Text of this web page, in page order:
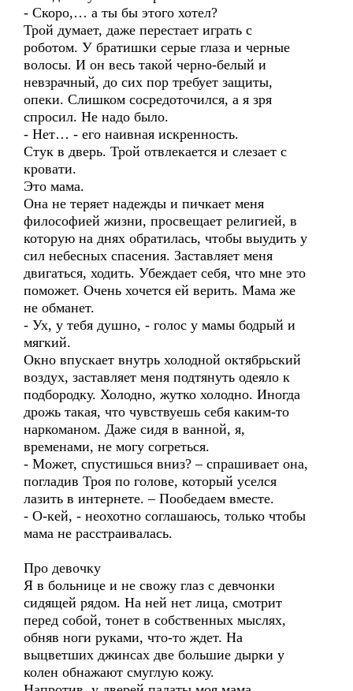
- Скоро,… а ты бы этого хотел?
Трой думает, даже перестает играть с
роботом. У братишки серые глаза и черные
волосы. И он весь такой черно-белый и
невзрачный, до сих пор требует защиты,
опеки. Слишком сосредоточился, а я зря
спросил. Не надо было.
- Нет… - его наивная искренность.
Стук в дверь. Трой отвлекается и слезает с
кровати.
Это мама.
Она не теряет надежды и пичкает меня
философией жизни, просвещает религией, в
которую на днях обратилась, чтобы выудить у
сил небесных спасения. Заставляет меня
двигаться, ходить. Убеждает себя, что мне это
поможет. Очень хочется ей верить. Мама же
не обманет.
- Ух, у тебя душно, - голос у мамы бодрый и
мягкий.
Окно впускает внутрь холодной октябрьский
воздух, заставляет меня подтянуть одеяло к
подбородку. Холодно, жутко холодно. Иногда
дрожь такая, что чувствуешь себя каким-то
наркоманом. Даже сидя в ванной, я,
временами, не могу согреться.
- Может, спустишься вниз? – спрашивает она,
погладив Троя по голове, который уселся
лазить в интернете. – Пообедаем вместе.
- О-кей, - неохотно соглашаюсь, только чтобы
мама не расстраивалась.
Про девочку
Я в больнице и не свожу глаз с девчонки
сидящей рядом. На ней нет лица, смотрит
перед собой, тонет в собственных мыслях,
обняв ноги руками, что-то ждет. На
выцветших джинсах две большие дырки у
колен обнажают смуглую кожу.